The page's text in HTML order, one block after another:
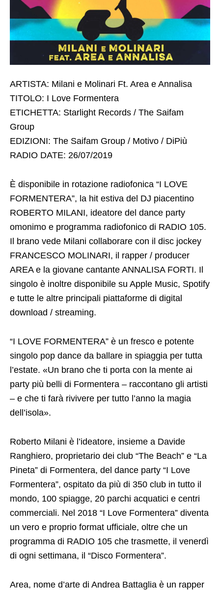
ARTISTA: Milani e Molinari Ft. Area e Annalisa
TITOLO: I Love Formentera
ETICHETTA: Starlight Records / The Saifam
Group
EDIZIONI: The Saifam Group / Motivo / DiPiù
RADIO DATE: 26/07/2019
È disponibile in rotazione radiofonica “I LOVE
FORMENTERA”, la hit estiva del DJ piacentino
ROBERTO MILANI, ideatore del dance party
omonimo e programma radiofonico di RADIO 105.
Il brano vede Milani collaborare con il disc jockey
FRANCESCO MOLINARI, il rapper / producer
AREA e la giovane cantante ANNALISA FORTI. Il
singolo è inoltre disponibile su Apple Music, Spotify
e tutte le altre principali piattaforme di digital
download / streaming.
“I LOVE FORMENTERA” è un fresco e potente
singolo pop dance da ballare in spiaggia per tutta
l’estate. «Un brano che ti porta con la mente ai
party più belli di Formentera – raccontano gli artisti
– e che ti farà rivivere per tutto l’anno la magia
dell’isola».
Roberto Milani è l’ideatore, insieme a Davide
Ranghiero, proprietario dei club “The Beach” e “La
Pineta” di Formentera, del dance party “I Love
Formentera”, ospitato da più di 350 club in tutto il
mondo, 100 spiagge, 20 parchi acquatici e centri
commerciali. Nel 2018 “I Love Formentera” diventa
un vero e proprio format ufficiale, oltre che un
programma di RADIO 105 che trasmette, il venerdì
di ogni settimana, il “Disco Formentera”.
Area, nome d’arte di Andrea Battaglia è un rapper